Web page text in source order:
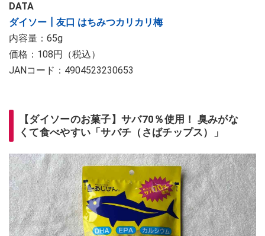
DATA
ダイソー┃友口 はちみつカリカリ梅
内容量：65g
価格：108円（税込）
JANコード：4904523230653
【ダイソーのお菓子】サバ70％使用！ 臭みがな
くて食べやすい「サバチ（さばチップス）」